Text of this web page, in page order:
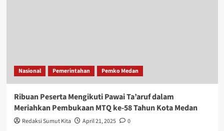
Nasional Pemerintahan Pemko Medan
Ribuan Peserta Mengikuti Pawai Ta’aruf dalam
Meriahkan Pembukaan MTQ ke-58 Tahun Kota Medan
Redaksi Sumut Kita April 21, 2025 0